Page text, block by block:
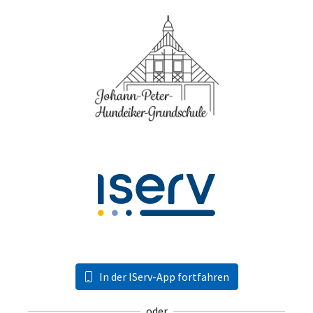
In der IServ-App fortfahren